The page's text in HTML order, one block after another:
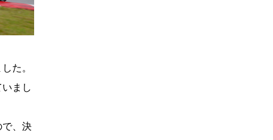
た。
まし
で、決